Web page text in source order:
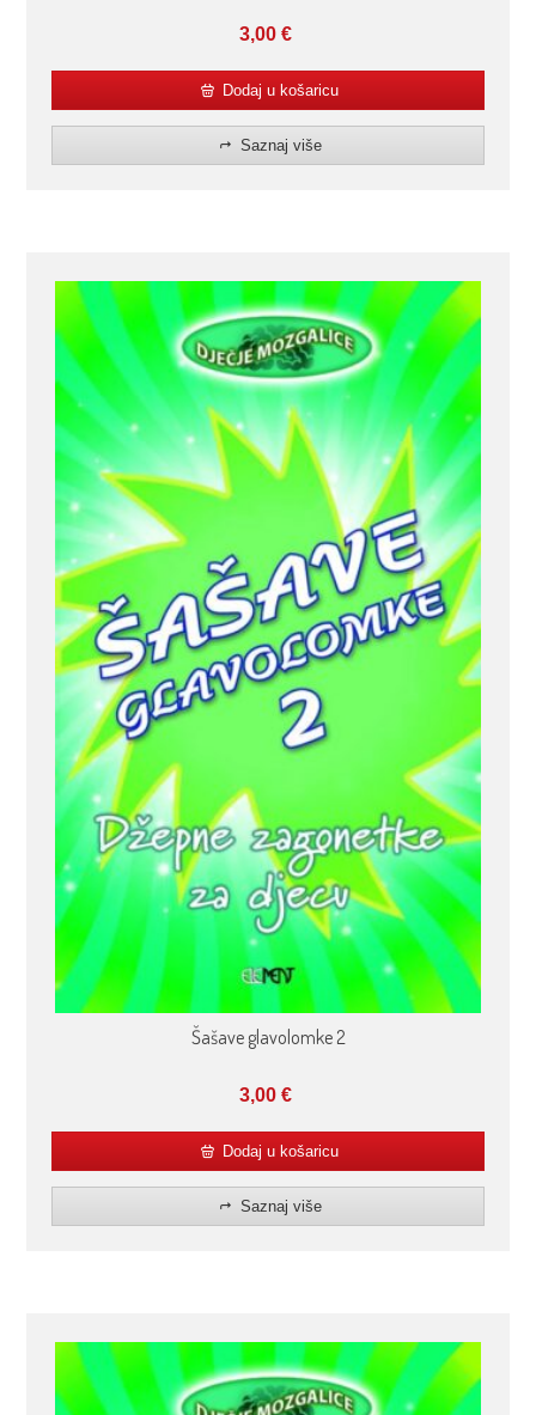
3,00€
Dodaj u košaricu
Saznaj više
Šašave glavolomke 2
3,00€
Dodaj u košaricu
Saznaj više